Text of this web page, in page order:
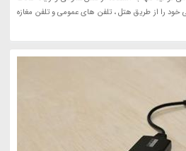
خود را از طریق هتل ، تلفن های عمومی و تلفن مغازه